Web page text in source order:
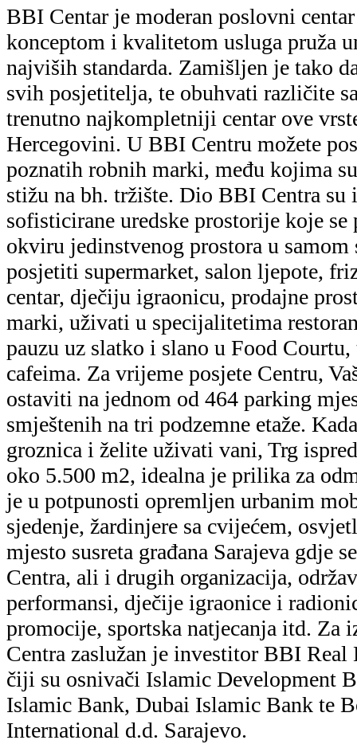
BBI Centar je moderan poslovni
konceptom i kvalitetom usluga pruža
najviših standarda. Zamišljen je tako
svih posjetitelja, te obuhvati različite
trenutno najkompletniji centar ove
Hercegovini. U BBI Centru možete
poznatih robnih marki, među kojima
stižu na bh. tržište. Dio BBI Centra su
sofisticirane uredske prostorije koje se
okviru jedinstvenog prostora u samom
posjetiti supermarket, salon ljepote,
centar, dječiju igraonicu, prodajne
marki, uživati u specijalitetima
pauzu uz slatko i slano u Food
cafeima. Za vrijeme posjete Centru,
ostaviti na jednom od 464 parking
smještenih na tri podzemne etaže.
groznica i želite uživati vani, Trg
oko 5.500 m2, idealna je prilika za
je u potpunosti opremljen urbanim
sjedenje, žardinjere sa cvijećem,
mjesto susreta građana Sarajeva gdje
Centra, ali i drugih organizacija,
performansi, dječije igraonice i
promocije, sportska natjecanja itd. Za
Centra zaslužan je investitor BBI Real
čiji su osnivači Islamic Development
Islamic Bank, Dubai Islamic Bank te
International d.d. Sarajevo.